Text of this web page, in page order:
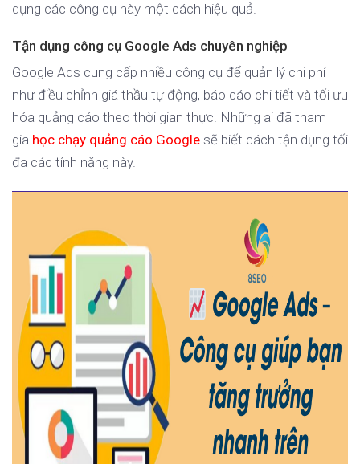
dụng các công cụ này một cách hiệu quả.
Tận dụng công cụ Google Ads chuyên nghiệp
Google Ads cung cấp nhiều công cụ để quản lý chi phí
như điều chỉnh giá thầu tự động, báo cáo chi tiết và tối ưu
hóa quảng cáo theo thời gian thực. Những ai đã tham
gia học chạy quảng cáo Google sẽ biết cách tận dụng tối
đa các tính năng này.